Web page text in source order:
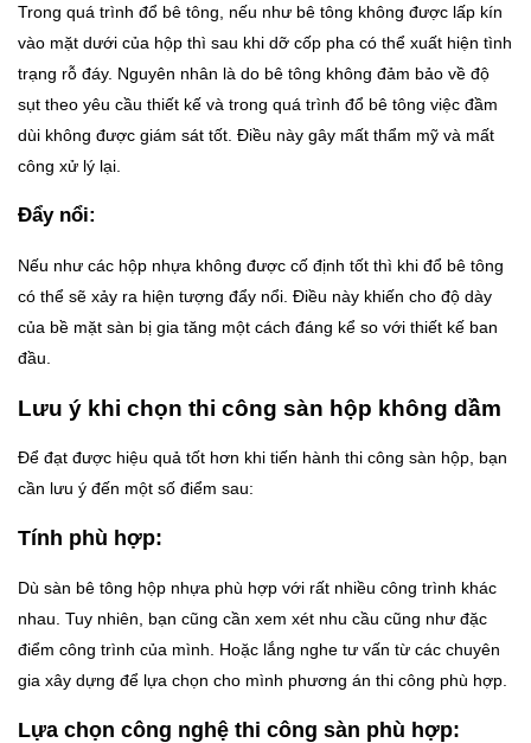
Trong quá trình đổ bê tông, nếu như bê tông không được lấp kín
vào mặt dưới của hộp thì sau khi dỡ cốp pha có thể xuất hiện tình
trạng rỗ đáy. Nguyên nhân là do bê tông không đảm bảo về độ
sụt theo yêu cầu thiết kế và trong quá trình đổ bê tông việc đầm
dùi không được giám sát tốt. Điều này gây mất thẩm mỹ và mất
công xử lý lại.
Đẩy nổi:
Nếu như các hộp nhựa không được cố định tốt thì khi đổ bê tông
có thể sẽ xảy ra hiện tượng đẩy nổi. Điều này khiến cho độ dày
của bề mặt sàn bị gia tăng một cách đáng kể so với thiết kế ban
đầu.
Lưu ý khi chọn thi công sàn hộp không dầm
Để đạt được hiệu quả tốt hơn khi tiến hành thi công sàn hộp, bạn
cần lưu ý đến một số điểm sau:
Tính phù hợp:
Dù sàn bê tông hộp nhựa phù hợp với rất nhiều công trình khác
nhau. Tuy nhiên, bạn cũng cần xem xét nhu cầu cũng như đặc
điểm công trình của mình. Hoặc lắng nghe tư vấn từ các chuyên
gia xây dựng để lựa chọn cho mình phương án thi công phù hợp.
Lựa chọn công nghệ thi công sàn phù hợp: